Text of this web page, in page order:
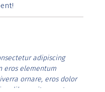
adipiscing
eros elementum
ornare, eros dolor
libero vitae erat.